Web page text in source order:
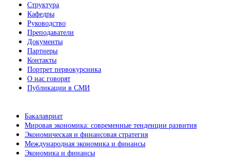
Структура
Кафедры
Руководство
Преподаватели
Документы
Партнеры
Контакты
Портрет первокурсника
О нас говорят
Публикации в СМИ
Бакалавриат
Мировая экономика: современные тенденции развития
Экономическая и финансовая стратегия
Международная экономика и финансы
Экономика и финансы